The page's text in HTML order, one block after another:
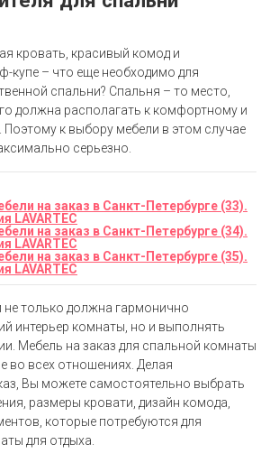
кровать, красивый комод и
купе – что еще необходимо для
спальни? Спальня – то место,
должна располагать к комфортному и
к выбору мебели в этом случае
серьезно.
не только должна гармонично
интерьер комнаты, но и выполнять
Мебель на заказ для спальной комнаты
во всех отношениях. Делая
Вы можете самостоятельно выбрать
размеры кровати, дизайн комода,
которые потребуются для
для отдыха.